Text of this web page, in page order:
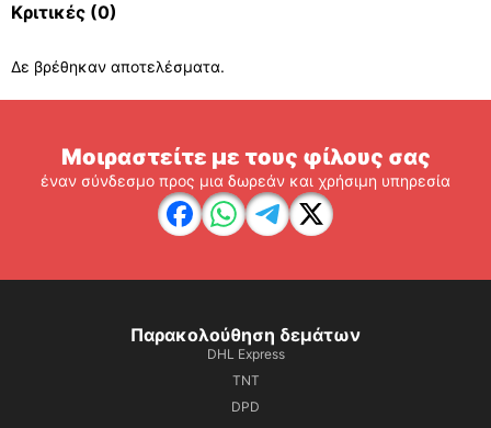
Κριτικές (0)
Δε βρέθηκαν αποτελέσματα.
Μοιραστείτε με τους φίλους σας
έναν σύνδεσμο προς μια δωρεάν και χρήσιμη υπηρεσία
Παρακολούθηση δεμάτων
DHL Express
TNT
DPD